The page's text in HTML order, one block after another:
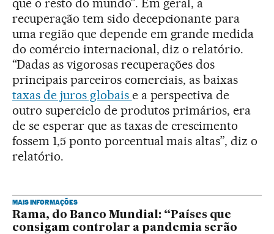
que o resto do mundo”. Em geral, a
recuperação tem sido decepcionante para
uma região que depende em grande medida
do comércio internacional, diz o relatório.
“Dadas as vigorosas recuperações dos
principais parceiros comerciais, as baixas
taxas de juros globais e a perspectiva de
outro superciclo de produtos primários, era
de se esperar que as taxas de crescimento
fossem 1,5 ponto porcentual mais altas”, diz o
relatório.
MAIS INFORMAÇÕES
Rama, do Banco Mundial: “Países que
consigam controlar a pandemia serão